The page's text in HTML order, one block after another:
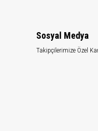
Sosyal Medya
Takipçilerimize Özel